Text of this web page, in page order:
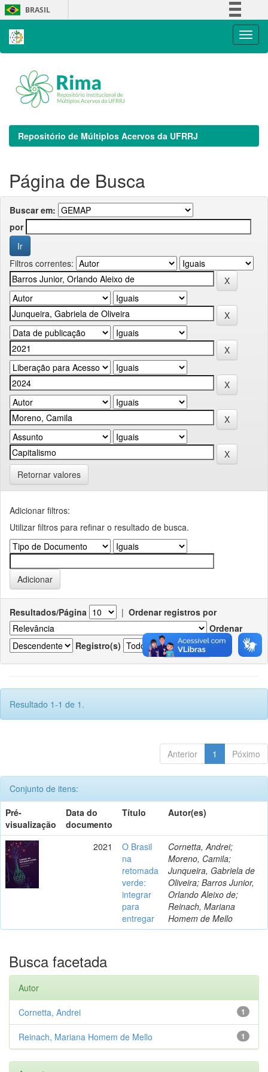
Skip
navigation
BRASIL
Repositório de Múltiplos Acervos da UFRRJ
Página de Busca
Buscar em:
por
Filtros correntes:
Retornar valores
Adicionar filtros:
Utilizar filtros para refinar o resultado de busca.
Resultados/Página | Ordenar registros por
Ordenar
Registro(s)
Resultado 1-1 de 1.
Anterior 1 Póximo
Conjunto de itens:
Pré-
visualização
Data do
documento
Título Autor(es)
2021
O Brasil
na
retomada
verde:
integrar
para
entregar
Cornetta, Andrei;
Moreno, Camila;
Junqueira, Gabriela de
Oliveira; Barros Junior,
Orlando Aleixo de;
Reinach, Mariana
Homem de Mello
Busca facetada
Autor
1
Cornetta, Andrei
1
Reinach, Mariana Homem de Mello